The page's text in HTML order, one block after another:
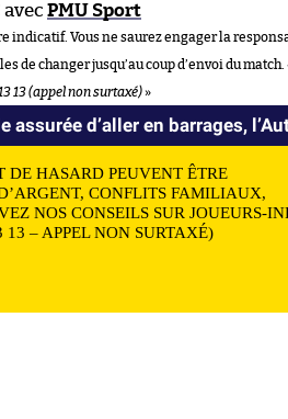
avec PMU Sport
indicatif. Vous ne saurez engager la
de changer jusqu’au coup d’envoi du match.
13 (appel non surtaxé)»
assurée d’aller en barrages,
DE HASARD PEUVENT ÊTRE
CONFLITS FAMILIAUX,
NOS CONSEILS SUR JOUEURS-
13 – APPEL NON SURTAXÉ)